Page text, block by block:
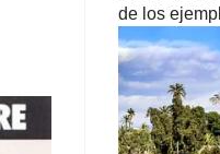
de los